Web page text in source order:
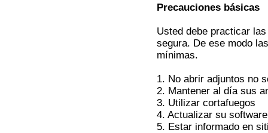
Precauciones básicas
Usted debe practicar
segura. De ese modo
mínimas.
1. No abrir adjuntos no
2. Mantener al día sus
3. Utilizar cortafuegos
4. Actualizar su
5. Estar informado en